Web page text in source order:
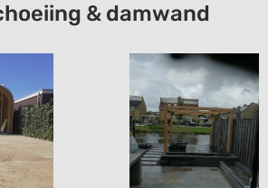
& damwand